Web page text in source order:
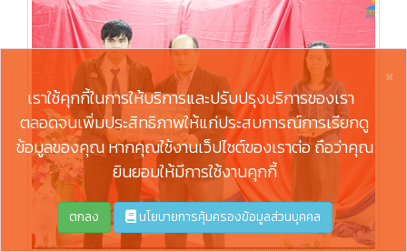
×
เราใช้คุกกี้ในการให้บริการและปรับปรุงบริการของเรา
ตลอดจนเพิ่มประสิทธิภาพให้แก่ประสบการณ์การเรียกดู
ข้อมูลของคุณ หากคุณใช้งานเว็ปไซต์ของเราต่อ ถือว่าคุณ
ยินยอมให้มีการใช้งานคุกกี้
ตกลง นโยบายการคุ้มครองข้อมูลส่วนบุคคล